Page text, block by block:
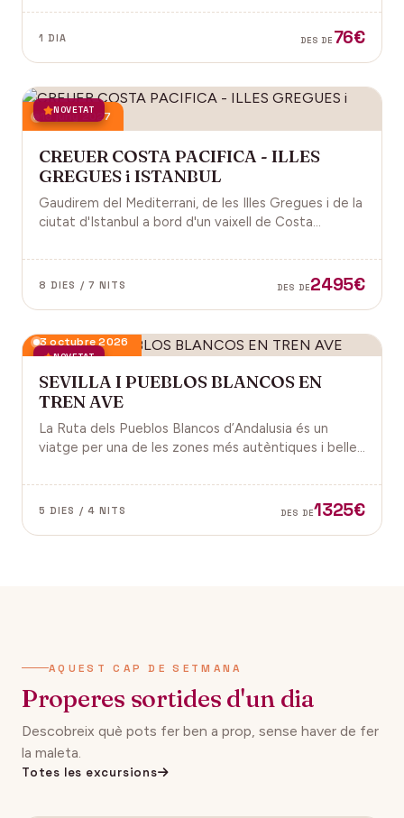
1 DIA DES DE 76€
NOVETAT
18 juny 2027
CREUER COSTA PACIFICA - ILLES
GREGUES i ISTANBUL
Gaudirem del Mediterrani, de les Illes Gregues i de la
ciutat d'Istanbul a bord d'un vaixell de Costa
8 DIES / 7 NITS DES DE2495€
NOVETAT
3 octubre 2026
SEVILLA I PUEBLOS BLANCOS EN
TREN AVE
La Ruta dels Pueblos Blancos d’Andalusia és un
viatge per una de les zones més autèntiques i belles
Cadis i Màlaga. Vens amb nosaltres?
5 DIES / 4 NITS DES DE1325€
AQUEST CAP DE SETMANA
Properes sortides d'un dia
Descobreix què pots fer ben a prop, sense haver de fer
la maleta.
Totes les excursions